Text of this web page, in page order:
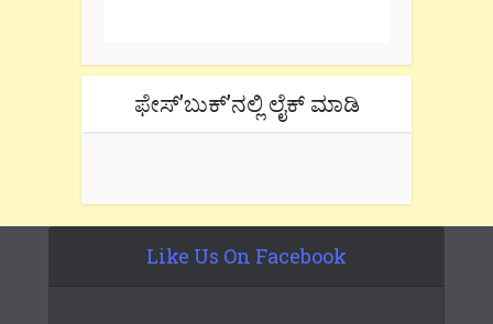
ಫೇಸ್’ಬುಕ್’ನಲ್ಲಿ ಲೈಕ್ ಮಾಡಿ
Like Us On Facebook